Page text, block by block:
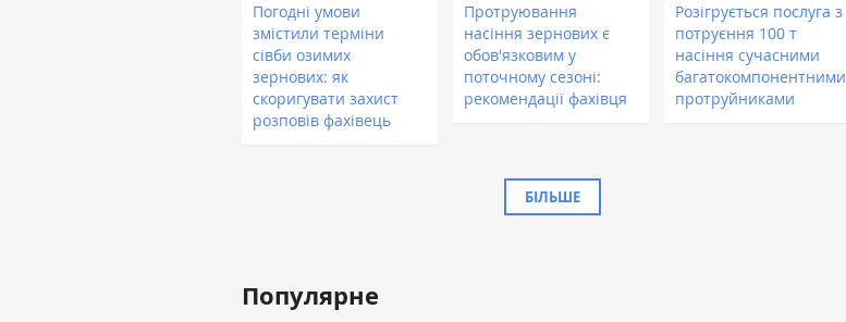
Погодні умови
змістили терміни
сівби озимих
зернових: як
скоригувати захист
розповів фахівець
Протруювання
насіння зернових є
обов'язковим у
поточному сезоні:
рекомендації фахівця
Розігрується послуга з
потруєння 100 т
насіння сучасними
багатокомпонентними
протруйниками
БІЛЬШЕ
Популярне